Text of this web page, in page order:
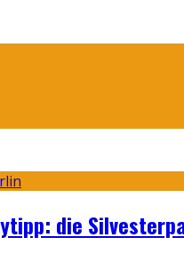
die